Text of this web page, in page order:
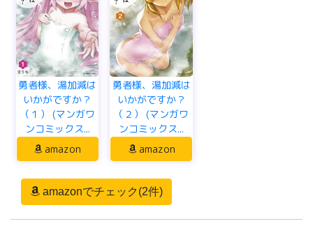
勇者様、湯加減は
いかがですか？
（１） (マンガワ
ンコミックス...
amazon
勇者様、湯加減は
いかがですか？
（２） (マンガワ
ンコミックス...
amazon
amazonでチェック(2件)